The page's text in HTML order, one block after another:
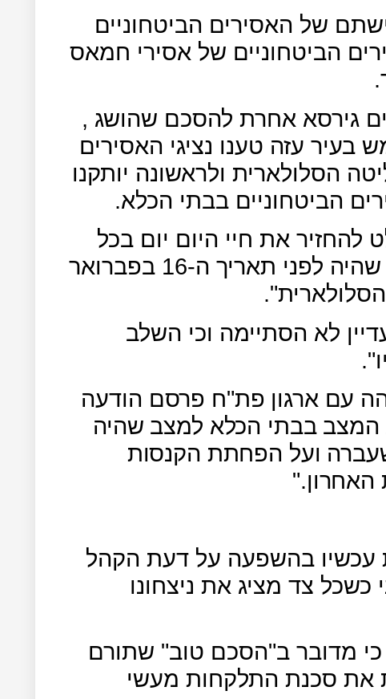
של האסירים הביטחוניים
הביטחוניים של אסירי חמאס
גירסא אחרת להסכם שהושג ,
עזה טענו נציגי האסירים
הסלולארית ולראשונה יותקנו
הביטחוניים בבתי הכלא.
את חיי היום יום בכל
אגפי האסירים הביטחוניים למצב שהיה לפני תאריך ה-16 בפברואר
לא הסתיימה וכי השלב
עם ארגון פת"ח פרסם הודעה
בבתי הכלא למצב שהיה
ועל הפחתת הקנסות
האחרון."
עכשיו בהשפעה על דעת הקהל
כשכל צד מציג את ניצחונו
כי מדובר ב"הסכם טוב" שתורם
את סכנת התלקחות מעשי